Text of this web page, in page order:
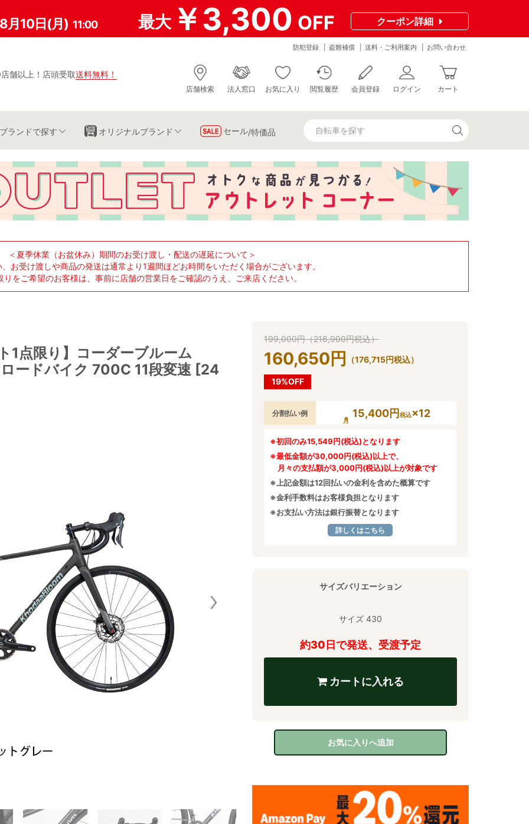
8月10日(月) 11:00 最大￥3,300 OFF クーポン詳細
舗以上 ！ 店頭受取送料無料 ！
防犯登録 盗難補償 送料・ご利用案内 お問い合わせ
店舗検索 法人窓口 お気に入り 閲覧履歴 会員登録 ログイン カート
ランドで探す オリジナルブランド セール/特価品
＜夏季休業（お盆休み）期間のお受け渡し・配送の遅延について＞
お受け渡しや商品の発送は通常より1週間ほどお時間をいただく場合がございます。
りをご希望のお客様は、事前に店舗の営業日をご確認のうえ、ご来店ください。
1点限り】コーダーブルーム
ードバイク 700C 11段変速 [24
199,000円（218,900円税込）
160,650 円 （176,715円税込）
19%OFF
分割払い例 15,400円税込×12
※初回のみ15,549円(税込)となります
※最低金額が30,000円(税込)以上で、
月々の支払額が3,000円(税込)以上が対象です
※上記金額は12回払いの金利を含めた概算です
※金利手数料はお客様負担となります
※お支払い方法は銀行振替となります
詳しくはこちら
サイズバリエーション
サイズ 430
約30日で発送、受渡予定
カートに入れる
お気に入りへ追加